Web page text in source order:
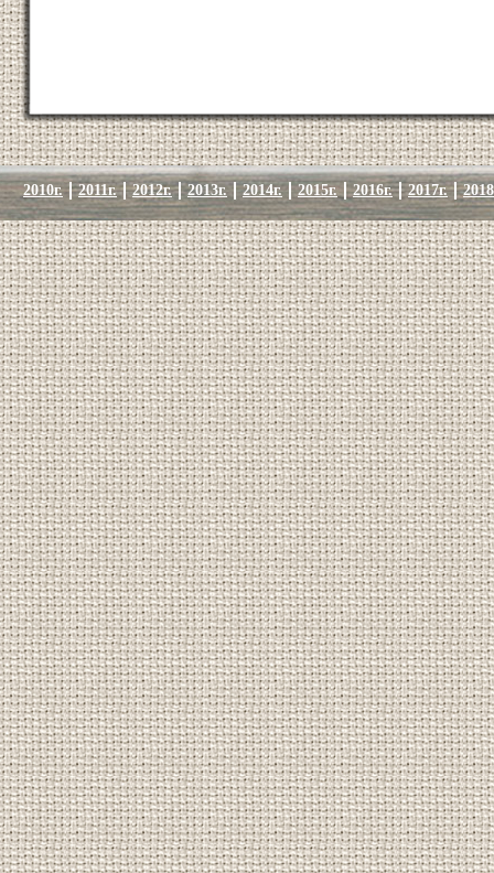
2010г. 2011г. 2012г. 2013г. 2014г. 2015г. 2016г. 2017г.